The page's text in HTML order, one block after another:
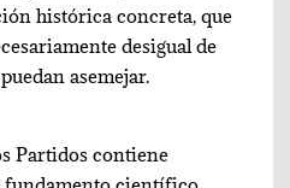
histórica concreta, que
desigual de
asemejar.
Partidos contiene